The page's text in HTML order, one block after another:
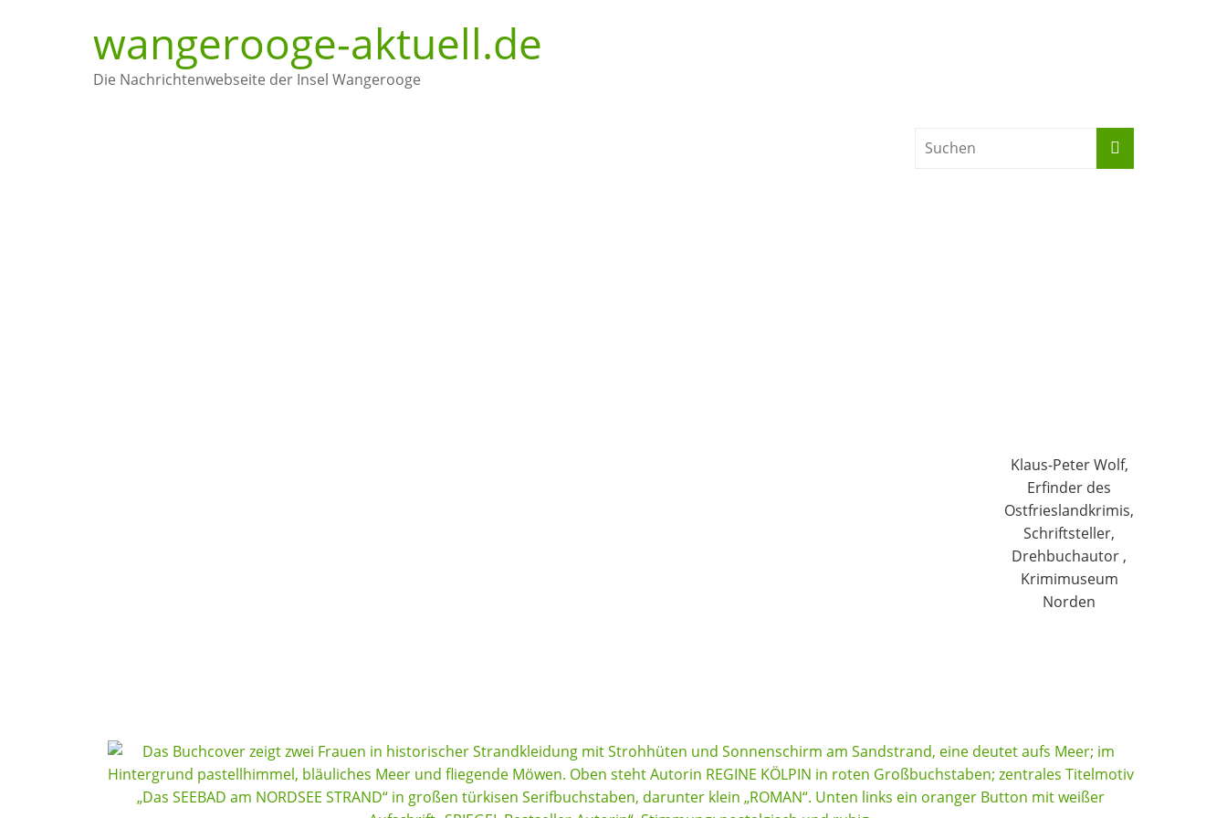
wangerooge-aktuell.de
Die Nachrichtenwebseite der Insel Wangerooge
Klaus-Peter Wolf,
Erfinder des
Ostfrieslandkrimis,
Schriftsteller,
Drehbuchautor ,
Krimimuseum
Norden